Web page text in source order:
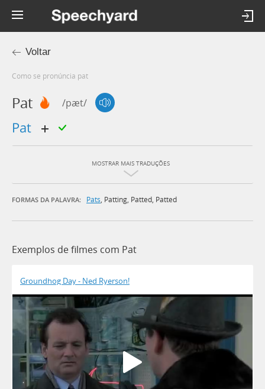
Voltar
Como se pronúncia pat
Pat /pæt/
pat
MOSTRAR MAIS TRADUÇÕES
FORMAS DA PALAVRA: Pats, Patting, Patted, Patted
Exemplos de filmes com Pat
Groundhog Day - Ned Ryerson!